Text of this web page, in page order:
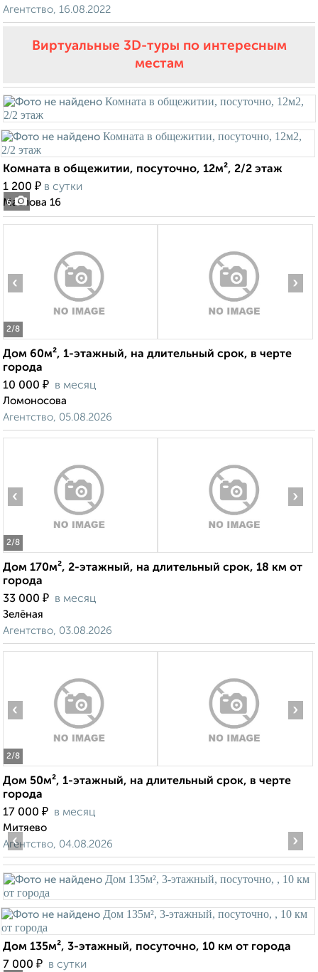
Агентство, 16.08.2022
Виртуальные 3D-туры по интересным
местам
6
Комната в общежитии, посуточно, 12м², 2/2 этаж
1 200 ₽ в сутки
Маслова 16
2/8
‹ ›
Дом 60м², 1-этажный, на длительный срок, в черте
города
10 000 ₽ в месяц
Ломоносова
Агентство, 05.08.2026
2/8
‹ ›
Дом 170м², 2-этажный, на длительный срок, 18 км от
города
33 000 ₽ в месяц
Зелёная
Агентство, 03.08.2026
2/8
‹ ›
Дом 50м², 1-этажный, на длительный срок, в черте
города
17 000 ₽ в месяц
Митяево
Агентство, 04.08.2026
‹ ›
Дом 135м², 3-этажный, посуточно, 10 км от города
7 000 ₽ в сутки